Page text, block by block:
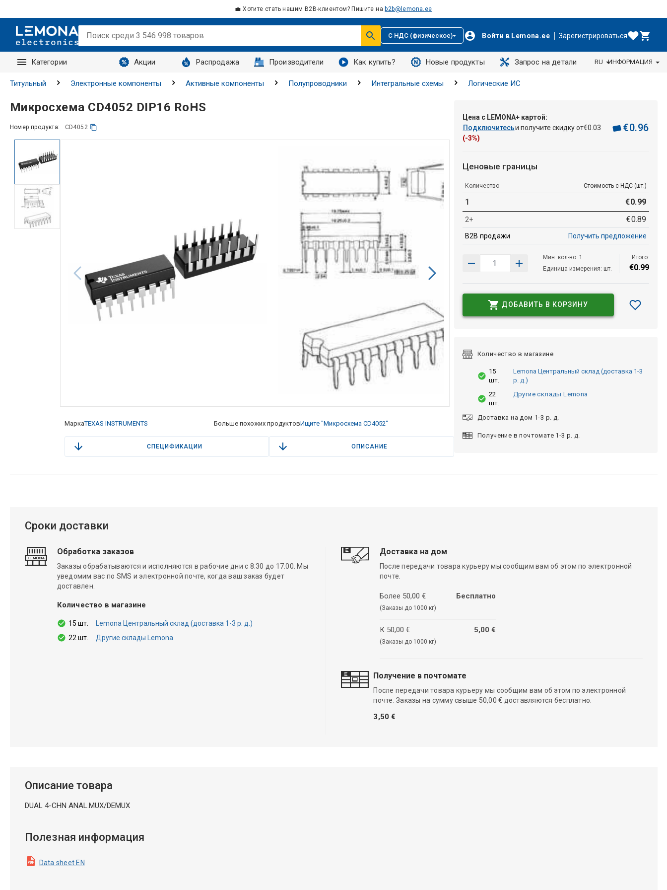
💼 Хотите стать нашим B2B-клиентом? Пишите на b2b@lemona.ee
С НДС (физическое) Войти в Lemona.ee Зарегистрироваться
Категории Акции Распродажа Производители Как купить? Новые продукты Запрос на детали
Запросы
RU ИНФОРМАЦИЯ
Титульный Электронные компоненты Активные компоненты Полупроводники Интегральные схемы Логические ИС
Микросхема CD4052 DIP16 RoHS
Номер продукта: CD4052
МаркаTEXAS INSTRUMENTS Больше похожих продуктовИщите "Микросхема CD4052"
СПЕЦИФИКАЦИИ ОПИСАНИЕ
Цена с LEMONA+ картой:
Подключитесьи получите скидку от€0 03
(-3%)
€0.96
Ценовые границы
Количество Стоимость с НДС (шт.)
1 €0.99
2+ €0.89
B2B продажи Получить предложение
Мин. кол-во: 1
Единица измерения: шт.
Итого:
€0.99
ДОБАВИТЬ В КОРЗИНУ
Количество в магазине
15
шт.
Lemona Центральный склад (доставка 1-3
р. д.)
22
шт.
Другие склады Lemona
Доставка на дом 1-3 р. д.
Получение в почтомате 1-3 р. д.
Сроки доставки
Обработка заказов
Заказы обрабатываются и исполняются в рабочие дни с 8.30 до 17.00. Мы
уведомим вас по SMS и электронной почте, когда ваш заказ будет
доставлен.
Количество в магазине
15 шт.
Lemona Центральный склад (доставка 1-3 р. д.)
22 шт.
Другие склады Lemona
Доставка на дом
После передачи товара курьеру мы сообщим вам об этом по электронной
почте.
Более 50,00 €
(Заказы до 1000 кг)
Бесплатно
К 50,00 €
(Заказы до 1000 кг)
5,00 €
Получение в почтомате
После передачи товара курьеру мы сообщим вам об этом по электронной
почте. Заказы на сумму свыше 50,00 € доставляются бесплатно.
3,50 €
Описание товара
DUAL 4-CHN ANAL.MUX/DEMUX
Полезная информация
Data sheet EN